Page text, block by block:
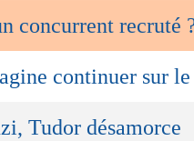
concurrent recruté
continuer sur
Tudor désamorce